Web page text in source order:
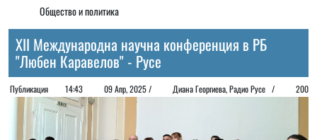
Общество и политика
ХII Международна научна конференция в РБ
"Любен Каравелов" - Русе
Публикация 14:43 09 Апр, 2025 / Диана Георгиeва, Радио Русе / 200